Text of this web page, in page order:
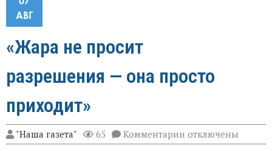
АВГ
«Жара не просит
разрешения — она просто
приходит»
"Наша газета" 65 Комментарии к
записи
отключены